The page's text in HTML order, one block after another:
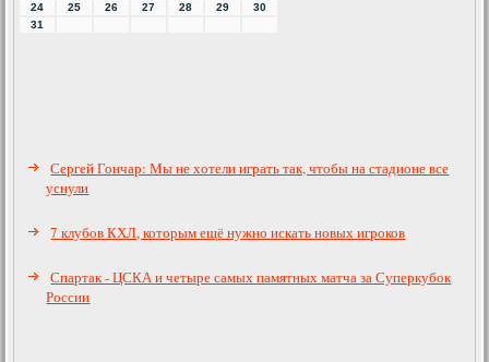
24
25 26 27 28 29
30
31
Сергей Гончар: Мы не хотели играть так, чтобы на стадионе все
уснули
7 клубов КХЛ, которым ещё нужно искать новых игроков
Спартак - ЦСКА и четыре самых памятных матча за Суперкубок
России